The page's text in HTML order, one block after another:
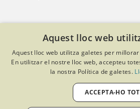
Criteris de privacitat
Política de cookies
Política de
Desenvolupat amb
Aquest lloc web
Aquest lloc web utilitza galetes per
En utilitzar el nostre lloc web, accepteu
la nostra Política de galetes.
ACCEPTA-HO TOT